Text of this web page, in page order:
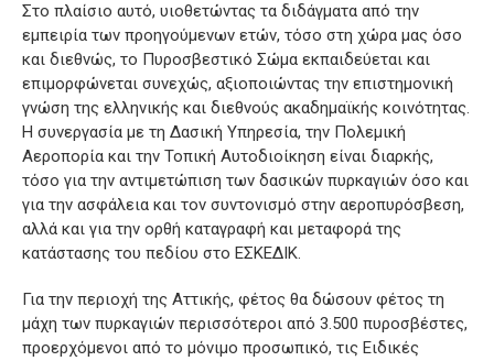
Στο πλαίσιο αυτό, υιοθετώντας τα διδάγματα από την
εμπειρία των προηγούμενων ετών, τόσο στη χώρα μας όσο
και διεθνώς, το Πυροσβεστικό Σώμα εκπαιδεύεται και
επιμορφώνεται συνεχώς, αξιοποιώντας την επιστημονική
γνώση της ελληνικής και διεθνούς ακαδημαϊκής κοινότητας.
Η συνεργασία με τη Δασική Υπηρεσία, την Πολεμική
Αεροπορία και την Τοπική Αυτοδιοίκηση είναι διαρκής,
τόσο για την αντιμετώπιση των δασικών πυρκαγιών όσο και
για την ασφάλεια και τον συντονισμό στην αεροπυρόσβεση,
αλλά και για την ορθή καταγραφή και μεταφορά της
κατάστασης του πεδίου στο ΕΣΚΕΔΙΚ.
Για την περιοχή της Αττικής, φέτος θα δώσουν φέτος τη
μάχη των πυρκαγιών περισσότεροι από 3.500 πυροσβέστες,
προερχόμενοι από το μόνιμο προσωπικό, τις Ειδικές